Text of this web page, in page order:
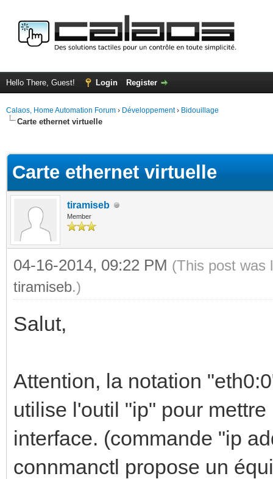
Hello There, Guest! Login Register
Calaos, Home Automation Forum › Développement› Bidouillage
Carte ethernet virtuelle
Carte ethernet virtuelle
tiramiseb
Member
04-16-2014, 09:22 PM (This post was
tiramiseb.)
Salut,
Attention, la notation
utilise l'outil "ip" pour
interface. (commande "ip
connmanctl propose un